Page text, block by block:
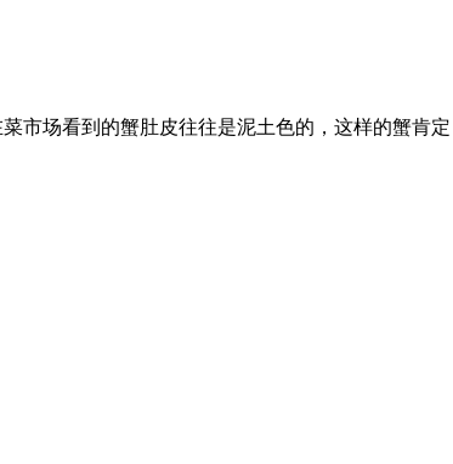
市场看到的蟹肚皮往往是泥土色的，这样的蟹肯定